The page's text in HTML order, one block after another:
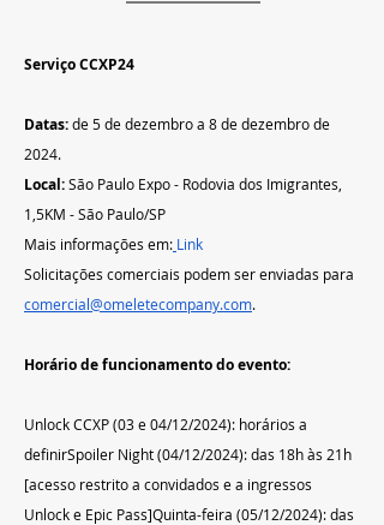
Serviço CCXP24
Datas: de 5 de dezembro a 8 de dezembro de
2024.
Local: São Paulo Expo - Rodovia dos Imigrantes,
1,5KM - São Paulo/SP
Mais informações em: Link
Solicitações comerciais podem ser enviadas para
comercial@omeletecompany.com.
Horário de funcionamento do evento:
Unlock CCXP (03 e 04/12/2024): horários a
definirSpoiler Night (04/12/2024): das 18h às 21h
[acesso restrito a convidados e a ingressos
Unlock e Epic Pass]Quinta-feira (05/12/2024): das